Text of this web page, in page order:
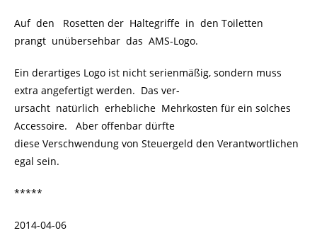
Auf den Rosetten der Haltegriffe in den Toiletten
prangt unübersehbar das AMS-Logo.
Ein derartiges Logo ist nicht serienmäßig, sondern muss
extra angefertigt werden. Das ver-
ursacht natürlich erhebliche Mehrkosten für ein solches
Accessoire. Aber offenbar dürfte
diese Verschwendung von Steuergeld den Verantwortlichen
egal sein.
*****
2014-04-06